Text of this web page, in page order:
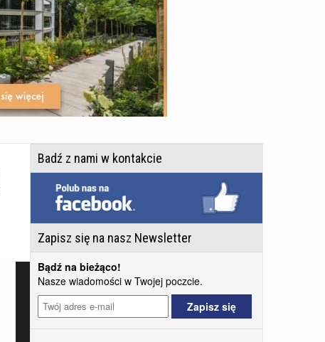
Badź z nami w kontakcie
Zapisz się na nasz Newsletter
Bądź na bieżąco!
Nasze wiadomości w Twojej poczcie.